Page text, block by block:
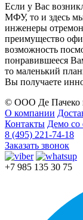
Если у Вас
МФУ, то и здесь
инженеры
преимущество
возможность
понравившееся
то маленький
Вы получаете
© ООО Де Пачеко
О компании
Контакты Демо со
8 (495) 221-74-18
Заказать звонок
+7 985 135 30 75